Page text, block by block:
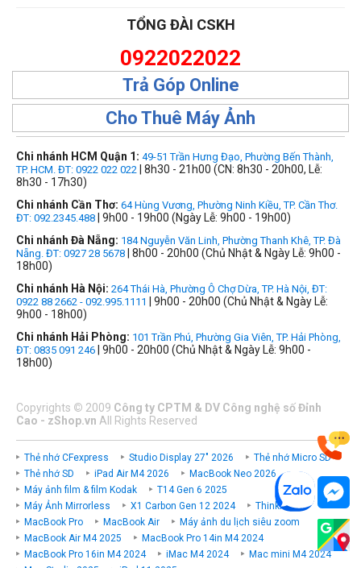
TỔNG ĐÀI CSKH
0922022022
Trả Góp Online
Cho Thuê Máy Ảnh
Chi nhánh HCM Quận 1: 49-51 Trần Hưng Đạo, Phường Bến Thành,
TP. HCM. ĐT: 0922 022 022 | 8h30 - 21h00 (CN: 8h30 - 20h00, Lễ:
8h30 - 17h30)
Chi nhánh Cần Thơ: 64 Hùng Vương, Phường Ninh Kiều, TP. Cần Thơ.
ĐT: 092.2345.488 | 9h00 - 19h00 (Ngày Lễ: 9h00 - 19h00)
Chi nhánh Đà Nẵng: 184 Nguyễn Văn Linh, Phường Thanh Khê, TP. Đà
Nẵng. ĐT: 0927 28 5678 | 8h00 - 20h00 (Chủ Nhật & Ngày Lễ: 9h00 -
18h00)
Chi nhánh Hà Nội: 264 Thái Hà, Phường Ô Chợ Dừa, TP. Hà Nội, ĐT:
0922 88 2662 - 092.995.1111
| 9h00 - 20h00 (Chủ Nhật & Ngày Lễ:
9h00 - 18h00)
Chi nhánh Hải Phòng: 101 Trần Phú, Phường Gia Viên, TP. Hải Phòng,
ĐT: 0835 091 246 | 9h00 - 20h00 (Chủ Nhật & Ngày Lễ: 9h00 -
18h00)
Copyrights © 2009 Công ty CPTM & DV Công nghệ số Đỉnh
Cao - zShop.vn All Rights Reserved
Thẻ nhớ CFexpress Studio Display 27" 2026
Thẻ nhớ Micro SD
Thẻ nhớ SD
iPad Air M4 2026
MacBook Neo 2026
Máy ảnh film & film Kodak
T14 Gen 6 2025
Máy Ảnh Mirrorless
X1 Carbon Gen 12 2024
ThinkPad P
MacBook Pro
MacBook Air
Máy ảnh du lịch siêu zoom
MacBook Air M4 2025
MacBook Pro 14in M4 2024
MacBook Pro 16in M4 2024
iMac M4 2024
Mac mini M4 2024